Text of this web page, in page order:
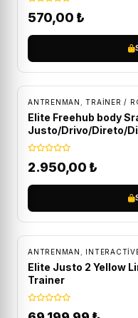
570,00 ₺
ANTRENMAN ,TRAINER /
Elite Freehub body
Justo/Drivo/Direto/
2.950,00 ₺
ANTRENMAN
Elite Justo 2 Yellow
Trainer